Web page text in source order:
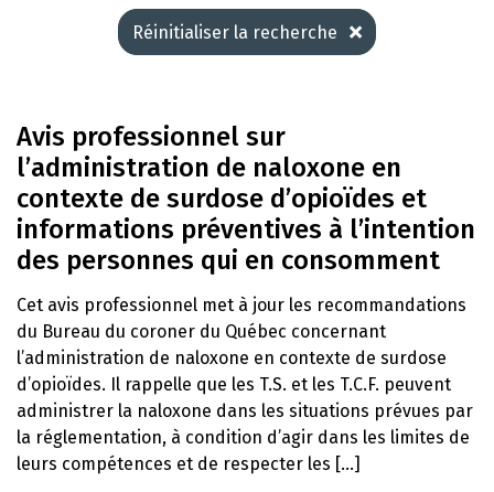
Réinitialiser la recherche
Avis professionnel sur
l’administration de naloxone en
contexte de surdose d’opioïdes et
informations préventives à l’intention
des personnes qui en consomment
Cet avis professionnel met à jour les recommandations
du Bureau du coroner du Québec concernant
l’administration de naloxone en contexte de surdose
d’opioïdes. Il rappelle que les T.S. et les T.C.F. peuvent
administrer la naloxone dans les situations prévues par
la réglementation, à condition d’agir dans les limites de
leurs compétences et de respecter les [...]